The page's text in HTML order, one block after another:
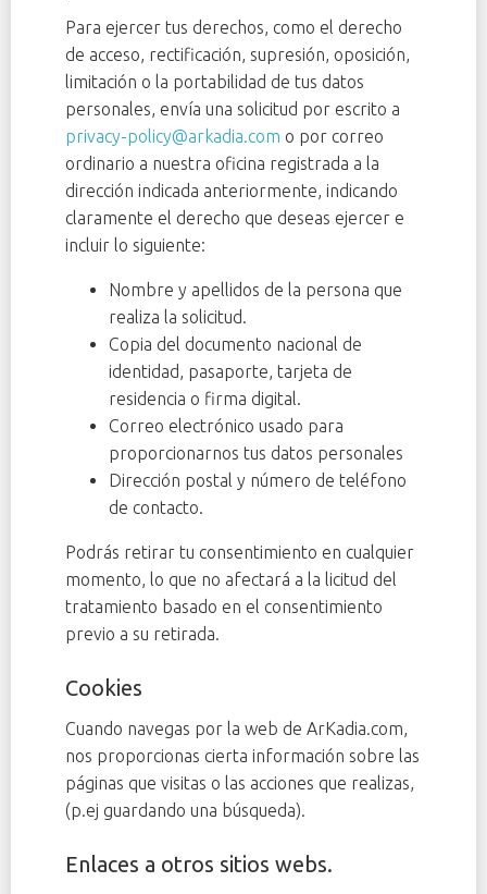
Para ejercer tus derechos, como el derecho
de acceso, rectificación, supresión, oposición,
limitación o la portabilidad de tus datos
personales, envía una solicitud por escrito a
privacy-policy@arkadia.com o por correo
ordinario a nuestra oficina registrada a la
dirección indicada anteriormente, indicando
claramente el derecho que deseas ejercer e
incluir lo siguiente:
Nombre y apellidos de la persona que
realiza la solicitud.
Copia del documento nacional de
identidad, pasaporte, tarjeta de
residencia o firma digital.
Correo electrónico usado para
proporcionarnos tus datos personales
Dirección postal y número de teléfono
de contacto.
Podrás retirar tu consentimiento en cualquier
momento, lo que no afectará a la licitud del
tratamiento basado en el consentimiento
previo a su retirada.
Cookies
Cuando navegas por la web de ArKadia.com,
nos proporcionas cierta información sobre las
páginas que visitas o las acciones que realizas,
(p.ej guardando una búsqueda).
Enlaces a otros sitios webs.